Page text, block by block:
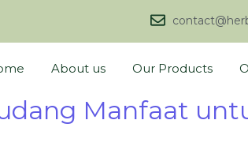
About us Our Products
Manfaat